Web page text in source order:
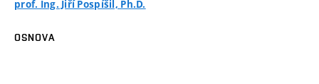
prof. Ing. Jiří Pospíšil, Ph.D.
OSNOVA